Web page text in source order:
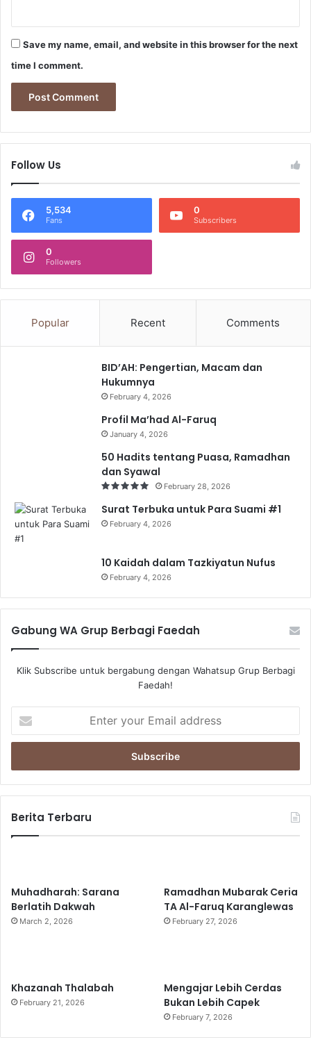
Save my name, email, and website in this browser for the next
time I comment.
Follow Us
5,534
Fans
0
Subscribers
0
Followers
Popular Recent Comments
BID’AH: Pengertian, Macam dan
Hukumnya
February 4, 2026
Profil Ma’had Al-Faruq
January 4, 2026
50 Hadits tentang Puasa, Ramadhan
dan Syawal
February 28, 2026
Surat Terbuka untuk Para Suami #1
February 4, 2026
10 Kaidah dalam Tazkiyatun Nufus
February 4, 2026
Gabung WA Grup Berbagi Faedah
Klik Subscribe untuk bergabung dengan Wahatsup Grup Berbagi
Faedah!
t
r
y
u
i
l
a
s
s
Berita Terbaru
Muhadharah: Sarana
Berlatih Dakwah
March 2, 2026
Ramadhan Mubarak Ceria
TA Al-Faruq Karanglewas
February 27, 2026
Khazanah Thalabah
February 21, 2026
Mengajar Lebih Cerdas
Bukan Lebih Capek
February 7, 2026